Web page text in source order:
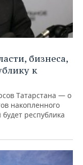
бизнеса,
к
Татарстана — о
накопленного
республика